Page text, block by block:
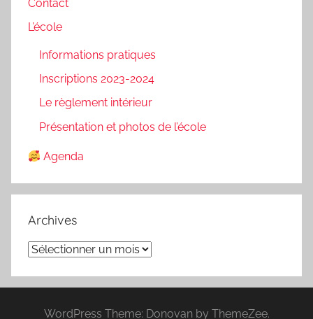
Contact
L’école
Informations pratiques
Inscriptions 2023-2024
Le règlement intérieur
Présentation et photos de l’école
Agenda
Archives
Archives
WordPress Theme: Donovan by ThemeZee.